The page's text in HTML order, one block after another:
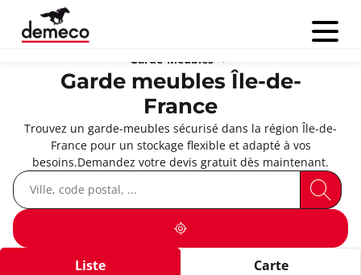
Menu
Garde-Meubles
Garde meubles Île-de-
France
Trouvez un garde-meubles sécurisé dans la région Île-de-
France pour un stockage flexible et adapté à vos
besoins.Demandez votre devis gratuit dès maintenant.
Liste Carte